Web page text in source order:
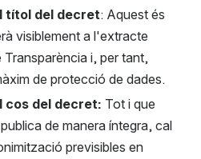
títol del decret: Aquest és
visiblement a l'extracte
i, per tant,
de protecció de dades.
cos del decret: Tot i que
de manera íntegra, cal
previsibles en